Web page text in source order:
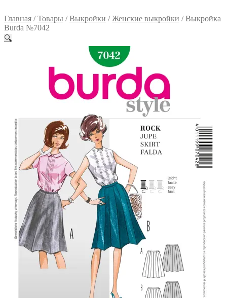
Главная /Товары /Выкройки /Женские выкройки /Выкройка
Burda №7042
🔍